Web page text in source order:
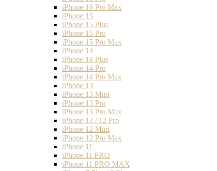
iPhone 16 Pro Max
iPhone 15
iPhone 15 Plus
iPhone 15 Pro
iPhone 15 Pro Max
iPhone 14
iPhone 14 Plus
iPhone 14 Pro
iPhone 14 Pro Max
iPhone 13
iPhone 13 Mini
iPhone 13 Pro
iPhone 13 Pro Max
iPhone 12 / 12 Pro
iPhone 12 Mini
iPhone 12 Pro Max
iPhone 11
iPhone 11 PRO
iPhone 11 PRO MAX